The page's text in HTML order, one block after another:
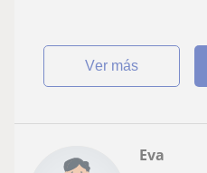
ver más
Eva